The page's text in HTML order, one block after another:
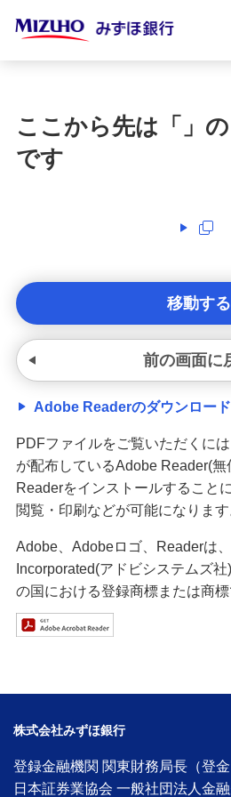
ここから先は「 」
です
移動する
前の画面に
Adobe Readerのダウンロード
PDFファイルをご覧いただくに
が配布しているAdobe Reader(
Readerをインストールすること
閲覧・印刷などが可能になります
Adobe、Adobeロゴ、Readerは
Incorporated(アドビシステムズ
の国における登録商標または商標
株式会社みずほ銀行
登録金融機関 関東財務局長（登
日本証券業協会 一般社団法人金